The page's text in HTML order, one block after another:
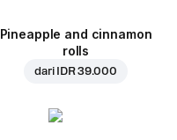
Pineapple and cinnamon
rolls
dari IDR 39.000